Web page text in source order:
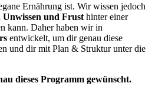
Ernährung ist. Wir wissen jedoch
Unwissen und Frust hinter einer
kann. Daher haben wir in
entwickelt, um dir genau diese
und dir mit Plan & Struktur unter die
dieses Programm gewünscht.